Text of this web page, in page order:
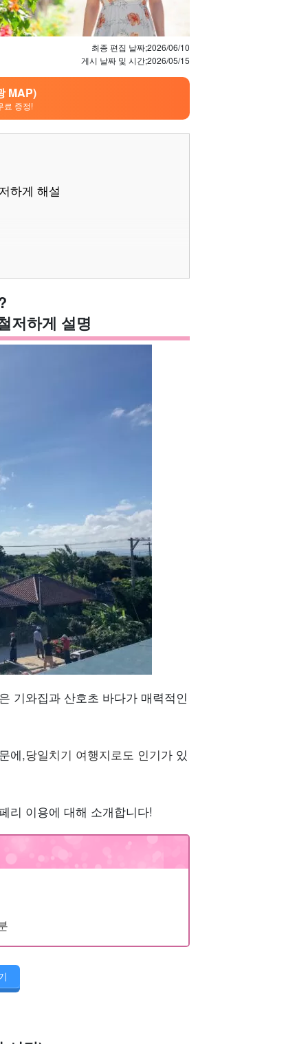
최종 편집 날짜;2026/06/10
게시 날짜 및 시간;2026/05/15
MAP)
료 증정!
하게 해설
저하게 설명
기와집과 산호초 바다가 매력적인
에,당일치기 여행지로도 인기가 있
리 이용에 대해 소개합니다!